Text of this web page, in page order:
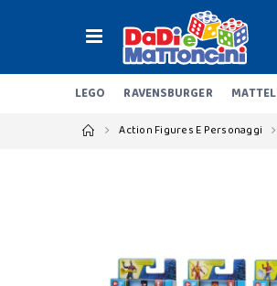
LEGO RAVENSBURGER MATTEL
Action Figures E Personaggi